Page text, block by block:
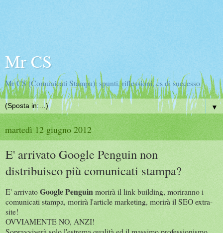
Mr CS
Mr CS (Comunicati Stampa): spunti, riflessioni, cs di successo
▼
martedì 12 giugno 2012
E' arrivato Google Penguin non
distribuisco più comunicati stampa?
E' arrivatoGoogle Penguinmorirà il link building, moriranno i
comunicati stampa, morirà l'article marketing, morirà il SEO extra-
site!
OVVIAMENTE NO, ANZI!